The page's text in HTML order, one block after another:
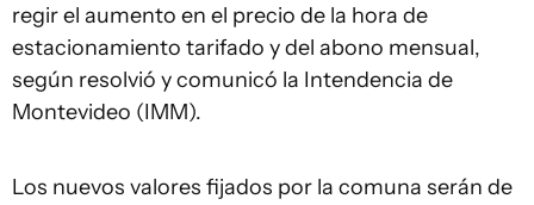
regir el aumento en el precio de la hora de
estacionamiento tarifado y del abono mensual,
según resolvió y comunicó la Intendencia de
Montevideo (IMM).
Los nuevos valores fijados por la comuna serán de